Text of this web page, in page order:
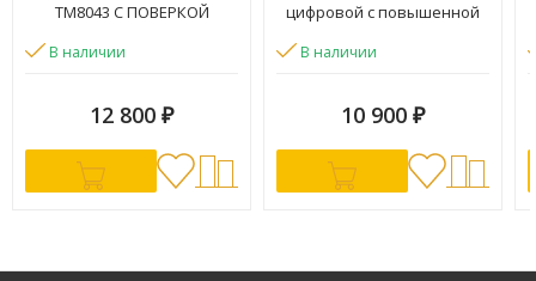
ТМ8043 С ПОВЕРКОЙ
В наличии
12 800 ₽
цифровой с повышенной
В наличии
10 900 ₽